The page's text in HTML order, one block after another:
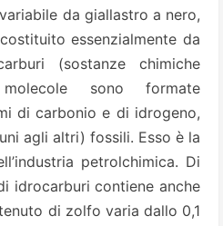
da giallastro a nero,
essenzialmente da
(sostanze chimiche
sono formate
di carbonio e di idrogeno,
agli altri) fossili. Esso è la
petrolchimica. Di
idrocarburi contiene anche
di zolfo varia dallo 0,1